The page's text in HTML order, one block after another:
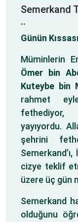
27
Semerkand
..
Günün
Müminlerin
Ömer bin
Kuteybe bin
rahmet
fethediyor,
yayıyordu.
şehrini
cizye teklif
üzere üç gün
Semerkand
olduğunu